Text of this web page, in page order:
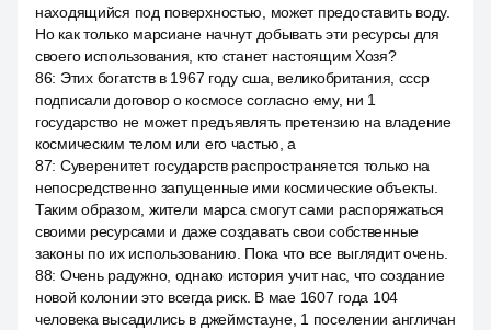
находящийся под поверхностью, может предоставить воду.
Но как только марсиане начнут добывать эти ресурсы для
своего использования, кто станет настоящим Хозя?
86: Этих богатств в 1967 году сша, великобритания, ссср
подписали договор о космосе согласно ему, ни 1
государство не может предъявлять претензию на владение
космическим телом или его частью, а
87: Суверенитет государств распространяется только на
непосредственно запущенные ими космические объекты.
Таким образом, жители марса смогут сами распоряжаться
своими ресурсами и даже создавать свои собственные
законы по их использованию. Пока что все выглядит очень.
88: Очень радужно, однако история учит нас, что создание
новой колонии это всегда риск. В мае 1607 года 104
человека высадились в джеймстауне, 1 поселении англичан